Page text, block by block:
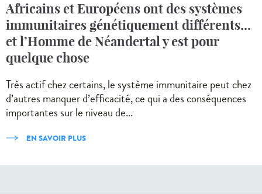
Africains et Européens ont des systèmes
immunitaires génétiquement différents...
et l’Homme de Néandertal y est pour
quelque chose
Très actif chez certains, le système immunitaire peut chez
d’autres manquer d’efficacité, ce qui a des conséquences
importantes sur le niveau de...
EN SAVOIR PLUS